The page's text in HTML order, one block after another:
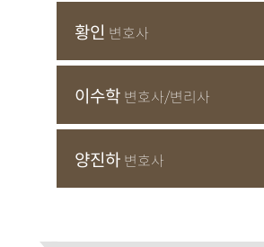
황인 변호사
이수학 변호사/변리사
양진하 변호사